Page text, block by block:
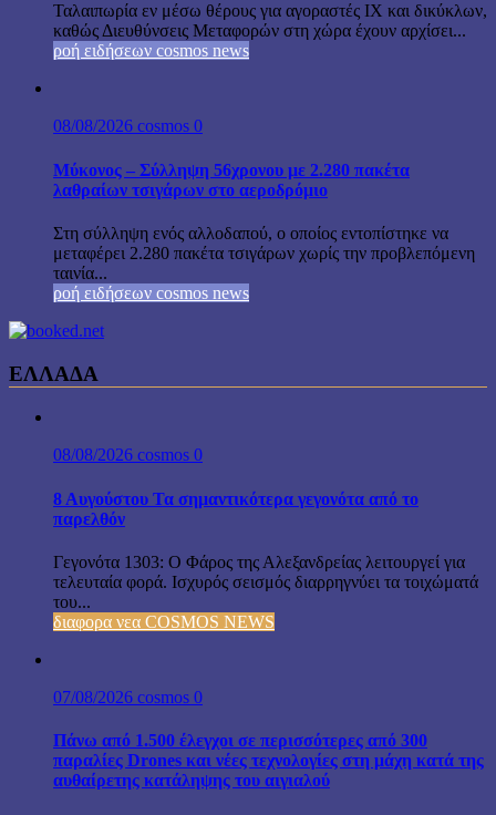
Ταλαιπωρία εν μέσω θέρους για αγοραστές ΙΧ και δικύκλων,
καθώς Διευθύνσεις Μεταφορών στη χώρα έχουν αρχίσει...
ροή ειδήσεων cosmos news
08/08/2026 cosmos 0
Μύκονος – Σύλληψη 56χρονου με 2.280 πακέτα
λαθραίων τσιγάρων στο αεροδρόμιο
Στη σύλληψη ενός αλλοδαπού, ο οποίος εντοπίστηκε να
μεταφέρει 2.280 πακέτα τσιγάρων χωρίς την προβλεπόμενη
ταινία...
ροή ειδήσεων cosmos news
ΕΛΛΑΔΑ
08/08/2026 cosmos 0
8 Αυγούστου Τα σημαντικότερα γεγονότα από το
παρελθόν
Γεγονότα 1303: Ο Φάρος της Αλεξανδρείας λειτουργεί για
τελευταία φορά. Ισχυρός σεισμός διαρρηγνύει τα τοιχώματά
του...
διαφορα νεα COSMOS NEWS
07/08/2026 cosmos 0
Πάνω από 1.500 έλεγχοι σε περισσότερες από 300
παραλίες Drones και νέες τεχνολογίες στη μάχη κατά της
αυθαίρετης κατάληψης του αιγιαλού